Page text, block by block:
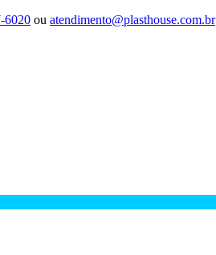
6020 ou atendimento@plasthouse.com.br